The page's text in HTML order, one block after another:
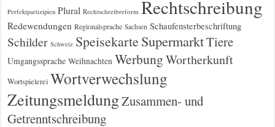
Perfektpartizipien Plural Rechtschreibreform Rechtschreibung
Redewendungen Regionalsprache Sachsen Schaufensterbeschriftung
Schilder Schweiz Speisekarte SupermarktTiere
Umgangssprache Weihnachten WerbungWortherkunft
Wortspielerei Wortverwechslung
ZeitungsmeldungZusammen- und
Getrenntschreibung